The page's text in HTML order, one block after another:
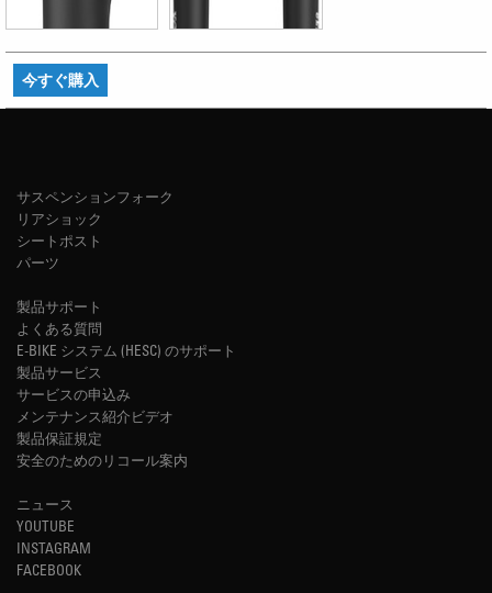
今すぐ購入
サスペンションフォーク
リアショック
シートポスト
パーツ
製品サポート
よくある質問
E-BIKE システム (HESC) のサポート
製品サービス
サービスの申込み
メンテナンス紹介ビデオ
製品保証規定
安全のためのリコール案内
ニュース
YOUTUBE
INSTAGRAM
FACEBOOK